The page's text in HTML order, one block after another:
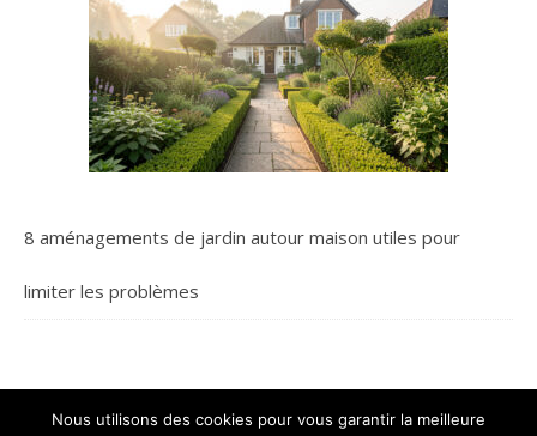
8 aménagements de jardin autour maison utiles pour
limiter les problèmes
Nous utilisons des cookies pour vous garantir la meilleure